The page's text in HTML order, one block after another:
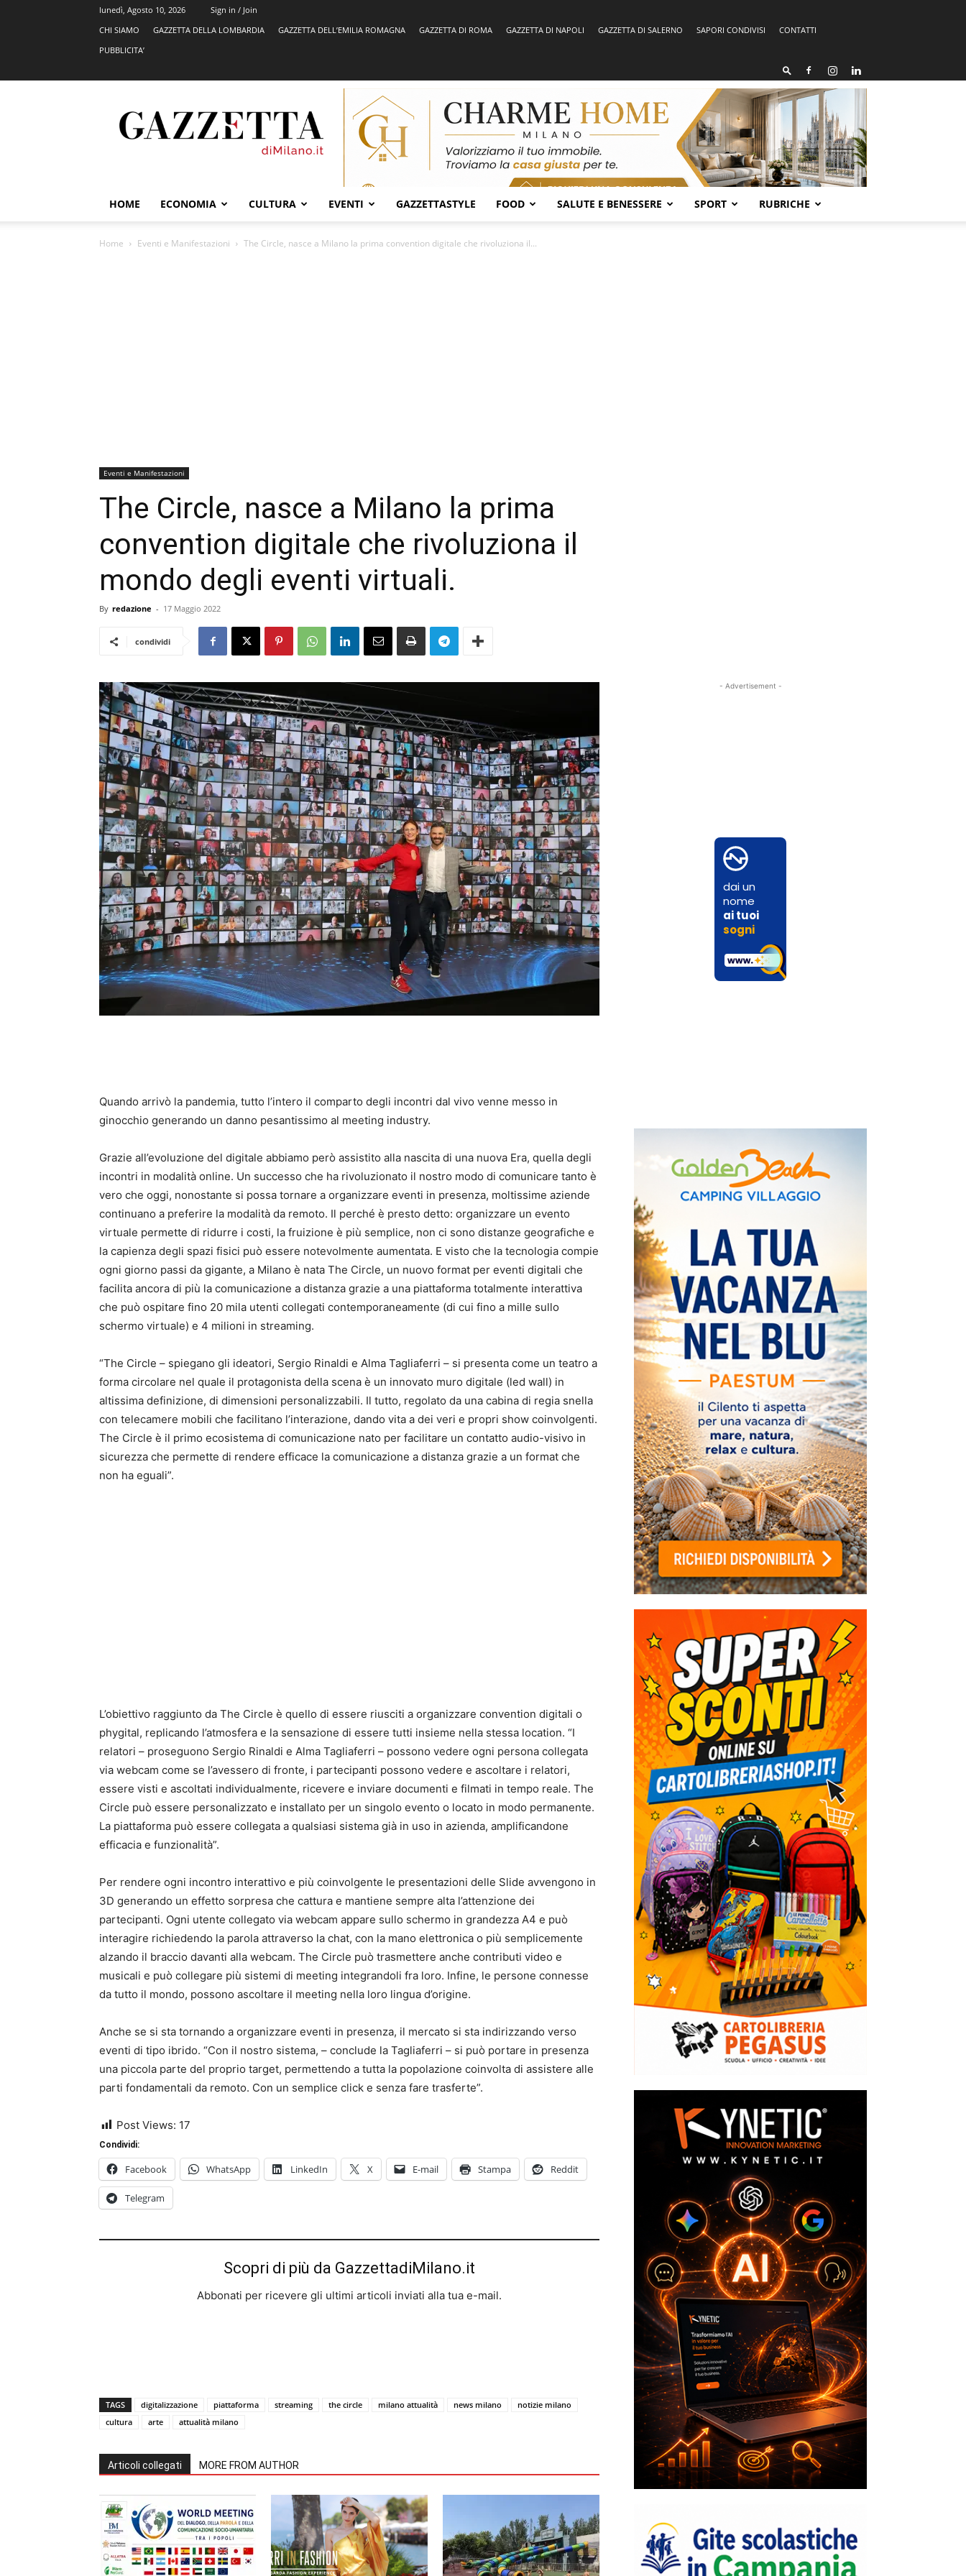
lunedì, Agosto 10, 2026
Sign in / Join
CHI SIAMO
GAZZETTA DELLA LOMBARDIA GAZZETTA DELL’EMILIA ROMAGNA GAZZETTA DI ROMA GAZZETTA DI NAPOLI GAZZETTA DI SALERNO SAPORI CONDIVISI
CONTATTI
PUBBLICITA’
HOME ECONOMIA CULTURA EVENTI GAZZETTASTYLE FOOD SALUTE E BENESSERE SPORT RUBRICHE
Home Eventi e Manifestazioni The Circle, nasce a Milano la prima convention digitale che rivoluziona il...
Eventi e Manifestazioni
The Circle, nasce a Milano la prima
convention digitale che rivoluziona il
mondo degli eventi virtuali.
By redazione - 17 Maggio 2022
condividi
Quando arrivò la pandemia, tutto l’intero il comparto degli incontri dal vivo venne messo in
ginocchio generando un danno pesantissimo al meeting industry.
Grazie all’evoluzione del digitale abbiamo però assistito alla nascita di una nuova Era, quella degli
incontri in modalità online. Un successo che ha rivoluzionato il nostro modo di comunicare tanto è
vero che oggi, nonostante si possa tornare a organizzare eventi in presenza, moltissime aziende
continuano a preferire la modalità da remoto. Il perché è presto detto: organizzare un evento
virtuale permette di ridurre i costi, la fruizione è più semplice, non ci sono distanze geografiche e
la capienza degli spazi fisici può essere notevolmente aumentata. E visto che la tecnologia compie
ogni giorno passi da gigante, a Milano è nata The Circle, un nuovo format per eventi digitali che
facilita ancora di più la comunicazione a distanza grazie a una piattaforma totalmente interattiva
che può ospitare fino 20 mila utenti collegati contemporaneamente (di cui fino a mille sullo
schermo virtuale) e 4 milioni in streaming.
“The Circle – spiegano gli ideatori, Sergio Rinaldi e Alma Tagliaferri – si presenta come un teatro a
forma circolare nel quale il protagonista della scena è un innovato muro digitale (led wall) in
altissima definizione, di dimensioni personalizzabili. Il tutto, regolato da una cabina di regia snella
con telecamere mobili che facilitano l’interazione, dando vita a dei veri e propri show coinvolgenti.
The Circle è il primo ecosistema di comunicazione nato per facilitare un contatto audio-visivo in
sicurezza che permette di rendere efficace la comunicazione a distanza grazie a un format che
non ha eguali”.
L’obiettivo raggiunto da The Circle è quello di essere riusciti a organizzare convention digitali o
phygital, replicando l’atmosfera e la sensazione di essere tutti insieme nella stessa location. “I
relatori – proseguono Sergio Rinaldi e Alma Tagliaferri – possono vedere ogni persona collegata
via webcam come se l’avessero di fronte, i partecipanti possono vedere e ascoltare i relatori,
essere visti e ascoltati individualmente, ricevere e inviare documenti e filmati in tempo reale. The
Circle può essere personalizzato e installato per un singolo evento o locato in modo permanente.
La piattaforma può essere collegata a qualsiasi sistema già in uso in azienda, amplificandone
efficacia e funzionalità”.
Per rendere ogni incontro interattivo e più coinvolgente le presentazioni delle Slide avvengono in
3D generando un effetto sorpresa che cattura e mantiene sempre alta l’attenzione dei
partecipanti. Ogni utente collegato via webcam appare sullo schermo in grandezza A4 e può
interagire richiedendo la parola attraverso la chat, con la mano elettronica o più semplicemente
alzando il braccio davanti alla webcam. The Circle può trasmettere anche contributi video e
musicali e può collegare più sistemi di meeting integrandoli fra loro. Infine, le persone connesse
da tutto il mondo, possono ascoltare il meeting nella loro lingua d’origine.
Anche se si sta tornando a organizzare eventi in presenza, il mercato si sta indirizzando verso
eventi di tipo ibrido. “Con il nostro sistema, – conclude la Tagliaferri – si può portare in presenza
una piccola parte del proprio target, permettendo a tutta la popolazione coinvolta di assistere alle
parti fondamentali da remoto. Con un semplice click e senza fare trasferte”.
Post Views: 17
Condividi:
Facebook WhatsApp LinkedIn X E-mail Stampa Reddit
Telegram
Scopri di più da GazzettadiMilano.it
Abbonati per ricevere gli ultimi articoli inviati alla tua e-mail.
TAGS digitalizzazione piattaforma streaming the circle milano attualità news milano
notizie milano
cultura
arte attualità milano
Articoli collegati MORE FROM AUTHOR
- Advertisement -